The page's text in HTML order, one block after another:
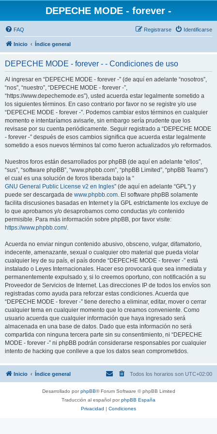
DEPECHE MODE - forever -
FAQ Identificarse
Registrarse
Inicio Índice general
DEPECHE MODE - forever - - Condiciones de uso
Al ingresar en “DEPECHE MODE - forever -” (de aquí en adelante “nosotros”,
“nos”, “nuestro”, “DEPECHE MODE - forever -”,
“https://www.depechemode.es”), usted acuerda estar legalmente sometido a
los siguientes términos. En caso contrario por favor no se registre y/o use
“DEPECHE MODE - forever -”. Podemos cambiar estos términos en cualquier
momento e intentaríamos avisarle, sin embargo sería prudente que los
revisase por su cuenta periódicamente. Seguir registrado a “DEPECHE MODE
- forever -” después de esos cambios significa que acuerda estar legalmente
sometido a esos nuevos términos tal como fueron actualizados y/o reformados.
Nuestros foros están desarrollados por phpBB (de aquí en adelante “ellos”,
“sus”, “software phpBB”, “www.phpbb.com”, “phpBB Limited”, “phpBB Teams”)
el cual es una solución de foros liberada bajo la “
GNU General Public License v2 en Ingles” (de aquí en adelante “GPL”) y
puede ser descargada de www.phpbb.com. El software phpBB solamente
facilita discusiones basadas en Internet y la GPL estrictamente los excluye de
lo que aprobamos y/o desaprobamos como conductas y/o contenido
permisible. Para más información sobre phpBB, por favor visite:
https://www.phpbb.com/.
Acuerda no enviar ningun contenido abusivo, obsceno, vulgar, difamatorio,
indecente, amenazante, sexual o cualquier otro material que pueda violar
cualquier ley de su país, el país donde “DEPECHE MODE - forever -” está
instalado o Leyes Internacionales. Hacer eso provocará que sea inmediata y
permanentemente expulsado y, si lo creemos oportuno, con notificación a su
Proveedor de Servicios de Internet. Las direcciones IP de todos los envíos son
registradas como ayuda para reforzar estas condiciones. Acuerda que
“DEPECHE MODE - forever -” tiene derecho a eliminar, editar, mover o cerrar
cualquier tema en cualquier momento que lo creamos conveniente. Como
usuario acuerda que cualquier información que haya ingresado será
almacenada en una base de datos. Dado que esta información no será
compartida con ninguna tercera parte sin su consentimiento, ni “DEPECHE
MODE - forever -” ni phpBB podrán considerarse responsables por cualquier
intento de hacking que conlleve a que los datos sean comprometidos.
Inicio Índice general Todos los horarios son UTC+02:00
Desarrollado porphpBB® Forum Software © phpBB Limited
Traducción al español porphpBB España
Privacidad | Condiciones